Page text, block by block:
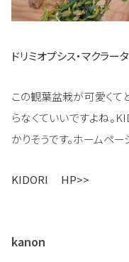
ドリミオプシス・マクラータ
この観葉盆栽が可愛くて
らなくていいですよね。
かりそうです。ホームペ
KIDORI HP>>
kanon